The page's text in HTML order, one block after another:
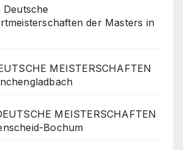
Deutsche
der Masters in
MEISTERSCHAFTEN
MEISTERSCHAFTEN
Bochum